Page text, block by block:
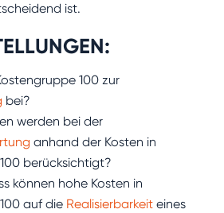
ist.
100 zur
bei?
werden bei der
anhand der Kosten in
berücksichtigt?
können hohe Kosten in
auf die Realisierbarkeit eines